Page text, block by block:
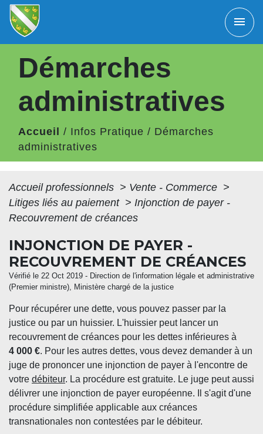
menu
Démarches
administratives
Accueil / Infos Pratique / Démarches
administratives
Accueil professionnels > Vente - Commerce >
Litiges liés au paiement > Injonction de payer -
Recouvrement de créances
INJONCTION DE PAYER -
RECOUVREMENT DE CRÉANCES
Vérifié le 22 Oct 2019 - Direction de l'information légale et administrative
(Premier ministre), Ministère chargé de la justice
Pour récupérer une dette, vous pouvez passer par la
justice ou par un huissier. L'huissier peut lancer un
recouvrement de créances pour les dettes inférieures à
4 000 €. Pour les autres dettes, vous devez demander à un
juge de prononcer une injonction de payer à l'encontre de
votre débiteur. La procédure est gratuite. Le juge peut aussi
délivrer une injonction de payer européenne. Il s'agit d'une
procédure simplifiée applicable aux créances
transnationales non contestées par le débiteur.